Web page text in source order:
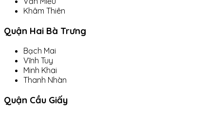
Khâm Thiên
Quận Hai Bà Trưng
Bạch Mai
Vĩnh Tuy
Minh Khai
Thanh Nhàn
Quận Cầu Giấy